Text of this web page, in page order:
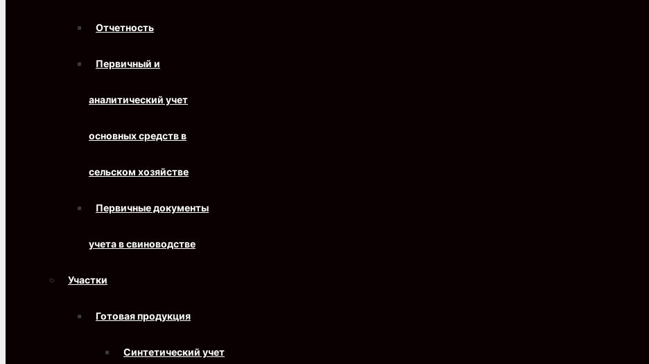
Отчетность
Первичный и
аналитический учет
основных средств в
сельском хозяйстве
Первичные документы
учета в свиноводстве
Участки
Готовая продукция
Синтетический учет